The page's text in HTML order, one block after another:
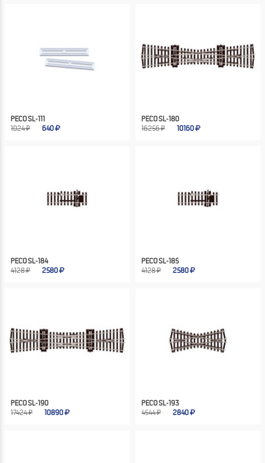
PECO SL-111
1024 ₽
640
PECO SL-180
16256 ₽
10160
PECO SL-184
4128 ₽
2580
PECO SL-185
4128 ₽
2580
PECO SL-190
17424 ₽
10890
PECO SL-193
4544 ₽
2840